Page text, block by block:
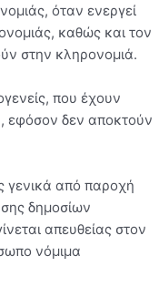
όταν ενεργεί
καθώς και τον
στην κληρονομιά.
που έχουν
εφόσον δεν αποκτούν
γενικά από παροχή
δημοσίων
απευθείας στον
νόμιμα